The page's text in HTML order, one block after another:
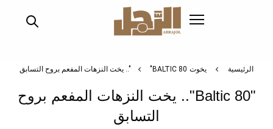
الرئيسية يخوت "BALTIC 80".. يخت النزهات المفعم بروح التسابق
"Baltic 80".. يخت النزهات المفعم بروح
التسابق